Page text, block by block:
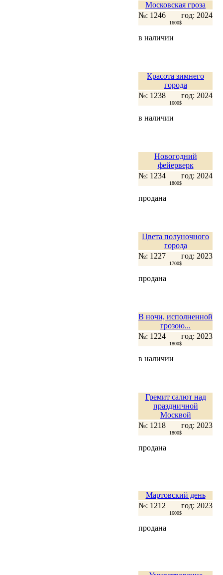
Московская гроза
№: 1246
год: 2024
1600$
в наличии
Красота зимнего
города
№: 1238
год: 2024
1600$
в наличии
Новогодний
фейерверк
№: 1234
год: 2024
1800$
продана
Цвета полуночного
города
№: 1227
год: 2023
1700$
продана
В ночи, исполненной
грозою...
№: 1224
год: 2023
1800$
в наличии
Гремит салют над
праздничной
Москвой
№: 1218
год: 2023
1800$
продана
Мартовский день
№: 1212
год: 2023
1600$
продана